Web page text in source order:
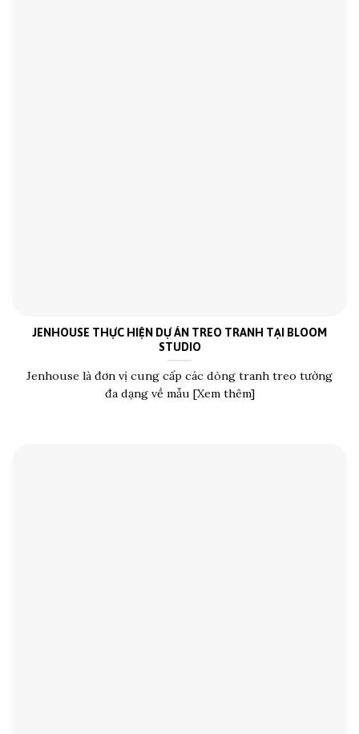
JENHOUSE THỰC HIỆN DỰ ÁN TREO TRANH TẠI BLOOM
STUDIO
Jenhouse là đơn vị cung cấp các dòng tranh treo tường
đa dạng về mẫu [Xem thêm]